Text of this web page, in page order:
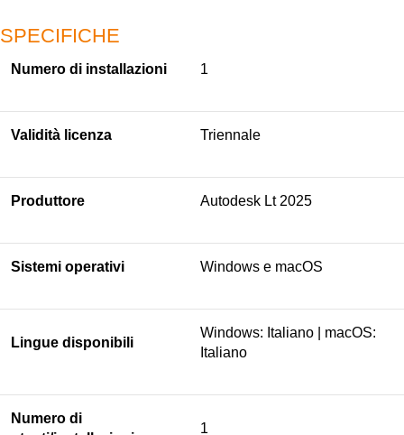
SPECIFICHE
Numero di installazioni 1
Validità licenza Triennale
Produttore Autodesk Lt 2025
Sistemi operativi Windows e macOS
Lingue disponibili
Windows: Italiano | macOS:
Italiano
Numero di
1